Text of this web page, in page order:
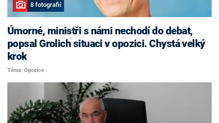
8 fotografií
Úmorné, ministři s námi nechodí do debat,
popsal Grolich situaci v opozici. Chystá velký
krok
Téma: Opozice